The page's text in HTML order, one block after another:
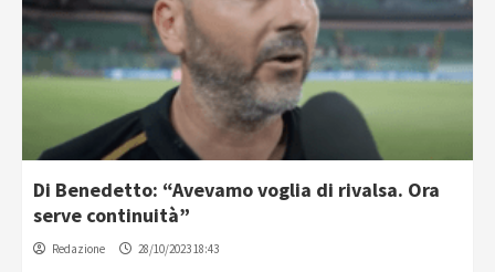
Di Benedetto: “Avevamo voglia di rivalsa. Ora
serve continuità”
Redazione 28/10/2023 18:43